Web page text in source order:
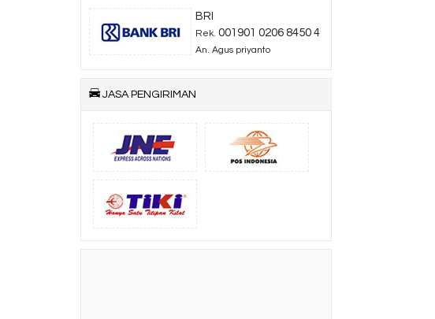
BRI
Rek. 001901 0206 8450 4
An. Agus priyanto
JASA PENGIRIMAN